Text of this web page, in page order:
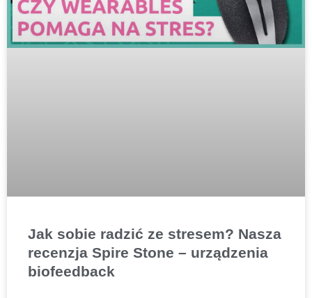
Jak sobie radzić ze stresem? Nasza
recenzja Spire Stone – urządzenia
biofeedback